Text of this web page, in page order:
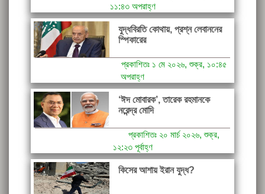
১১:৪৩ অপরাহ্ণ
যুদ্ধবিরতি কোথায়, প্রশ্ন লেবাননের
স্পিকারের
প্রকাশিতঃ ১ মে ২০২৬, শুক্র, ১০:৪৫
অপরাহ্ণ
‘ঈদ মোবারক’, তারেক রহমানকে
নরেন্দ্র মোদি
প্রকাশিতঃ ২০ মার্চ ২০২৬, শুক্র,
১২:২৩ পূর্বাহ্ণ
কিসের আশায় ইরান যুদ্ধ?